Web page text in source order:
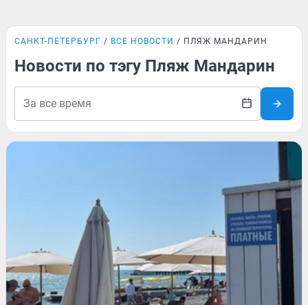
САНКТ-ПЕТЕРБУРГ ВСЕ НОВОСТИ ПЛЯЖ МАНДАРИН
Новости по тэгу Пляж Мандарин